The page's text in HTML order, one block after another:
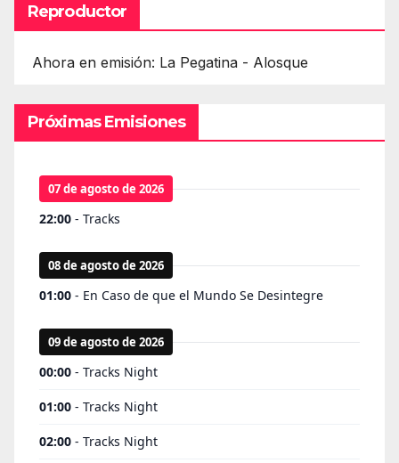
Reproductor
Ahora en emisión: La Pegatina - Alosque
Próximas Emisiones